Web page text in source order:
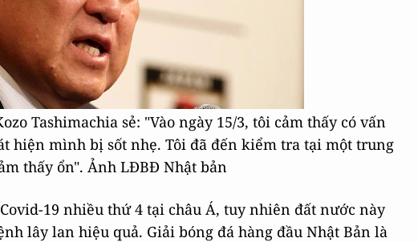
Tashimachia sẻ: "Vào ngày 15/3, tôi cảm thấy có vấn
hiện mình bị sốt nhẹ. Tôi đã đến kiểm tra tại một trung
thấy ổn". Ảnh LĐBĐ Nhật bản
19 nhiều thứ 4 tại châu Á, tuy nhiên đất nước này
lây lan hiệu quả. Giải bóng đá hàng đầu Nhật Bản là